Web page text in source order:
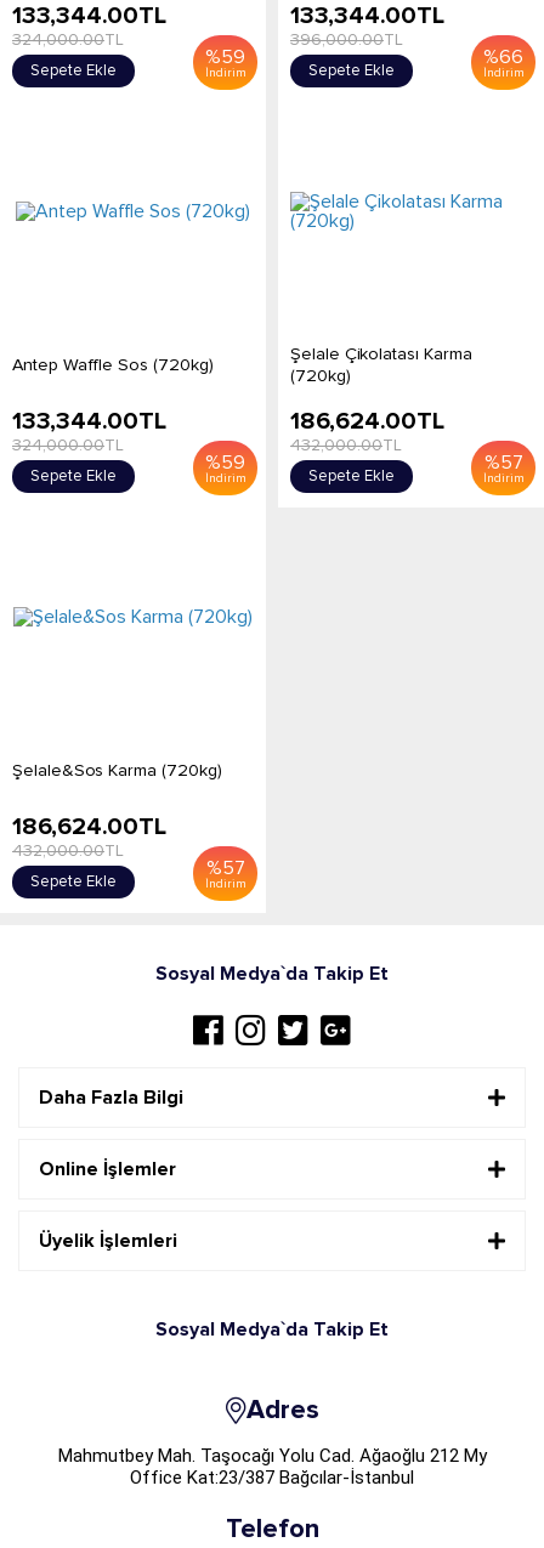
%59
İndirim
133,344.00TL
324,000.00TL
Sepete Ekle
%66
İndirim
133,344.00TL
396,000.00TL
Sepete Ekle
Antep Waffle Sos (720kg)
%59
İndirim
133,344.00TL
324,000.00TL
Sepete Ekle
Şelale Çikolatası Karma
(720kg)
%57
İndirim
186,624.00TL
432,000.00TL
Sepete Ekle
Şelale&Sos Karma (720kg)
%57
İndirim
186,624.00TL
432,000.00TL
Sepete Ekle
Sosyal Medya`da Takip Et
Daha Fazla Bilgi
Online İşlemler
Üyelik İşlemleri
Sosyal Medya`da Takip Et
Adres
Mahmutbey Mah. Taşocağı Yolu Cad. Ağaoğlu 212 My
Office Kat:23/387 Bağcılar-İstanbul
Telefon